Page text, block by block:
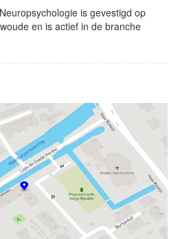
is gevestigd op
en is actief in de branche